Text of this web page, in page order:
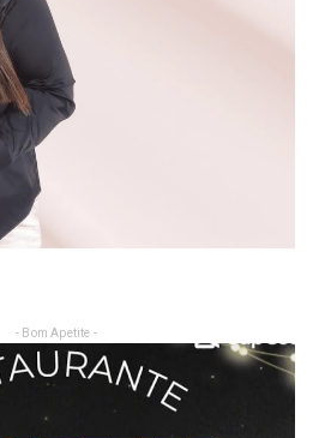
- Bom Apetite -